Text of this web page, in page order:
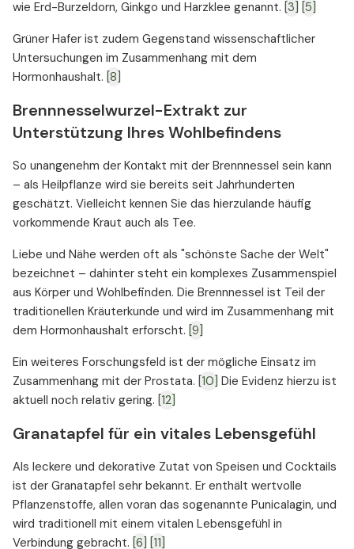
wie Erd-Burzeldorn, Ginkgo und Harzklee genannt. [3]
[5]
Grüner Hafer ist zudem Gegenstand wissenschaftlicher
Untersuchungen im Zusammenhang mit dem
Hormonhaushalt. [8]
Brennnesselwurzel-Extrakt zur
Unterstützung Ihres Wohlbefindens
So unangenehm der Kontakt mit der Brennnessel sein kann
– als Heilpflanze wird sie bereits seit Jahrhunderten
geschätzt. Vielleicht kennen Sie das hierzulande häufig
vorkommende Kraut auch als Tee.
Liebe und Nähe werden oft als "schönste Sache der Welt"
bezeichnet – dahinter steht ein komplexes Zusammenspiel
aus Körper und Wohlbefinden. Die Brennnessel ist Teil der
traditionellen Kräuterkunde und wird im Zusammenhang mit
dem Hormonhaushalt erforscht. [9]
Ein weiteres Forschungsfeld ist der mögliche Einsatz im
Zusammenhang mit der Prostata. [10] Die Evidenz hierzu ist
aktuell noch relativ gering. [12]
Granatapfel für ein vitales Lebensgefühl
Als leckere und dekorative Zutat von Speisen und Cocktails
ist der Granatapfel sehr bekannt. Er enthält wertvolle
Pflanzenstoffe, allen voran das sogenannte Punicalagin, und
wird traditionell mit einem vitalen Lebensgefühl in
Verbindung gebracht. [6] [11]